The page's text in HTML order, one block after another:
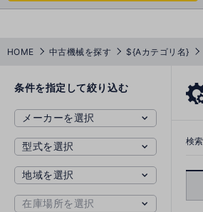
HOME 中古機械を探す ${Aカテゴリ名}
条件を指定して絞り込む
検